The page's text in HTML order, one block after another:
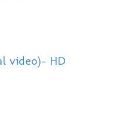
video)- HD